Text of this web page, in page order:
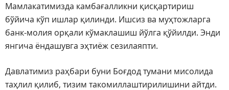
Мамлакатимизда камбағалликни қисқартириш
бўйича кўп ишлар қилинди. Ишсиз ва муҳтожларга
банк-молия орқали кўмаклашиш йўлга қўйилди. Энди
янгича ёндашувга эҳтиёж сезилаяпти.
Давлатимиз раҳбари буни Боғдод тумани мисолида
таҳлил қилиб, тизим такомиллаштирилишини айтди.